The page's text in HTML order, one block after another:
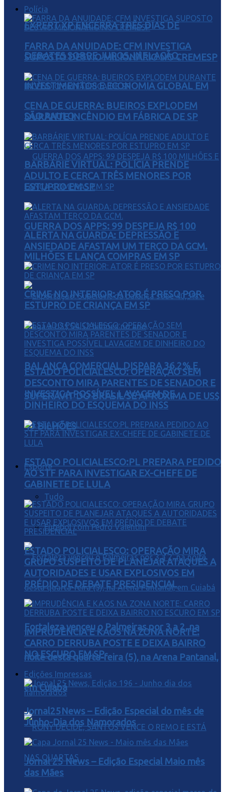
EXPERT XP ENCERRA TRÊS DIAS DE
DEBATES SOBRE JUROS, INFLAÇÃO,
INVESTIMENTOS E ECONOMIA GLOBAL EM
SÃO PAULO
GUERRA DOS APPS: 99 DESPEJA R$ 100
MILHÕES E LANÇA COMPRAS EM SP
BALANÇA COMERCIAL DISPARA 36,2% E
SUPERÁVIT DO BRASIL SE APROXIMA DE US$
49 BILHÕES
Esporte
Tudo
Futebol com Pedro Valentini
Fortaleza venceu o Palmeiras por 3 a 2, na
noite desta quarta-feira (5), na Arena Pantanal,
em Cuiabá
Polícia
FARRA DA ANUIDADE: CFM INVESTIGA
SUPOSTO DESVIO MILIONÁRIO NO CREMESP
CENA DE GUERRA: BUEIROS EXPLODEM
DURANTE INCÊNDIO EM FÁBRICA DE SP
BARBÁRIE VIRTUAL: POLÍCIA PRENDE
ADULTO E CERCA TRÊS MENORES POR
ESTUPRO EM SP
ALERTA NA GUARDA: DEPRESSÃO E
ANSIEDADE AFASTAM UM TERÇO DA GCM.
CRIME NO INTERIOR: ATOR É PRESO POR
ESTUPRO DE CRIANÇA EM SP
ESTADO POLICIALESCO: OPERAÇÃO SEM
DESCONTO MIRA PARENTES DE SENADOR E
INVESTIGA POSSÍVEL LAVAGEM DE
DINHEIRO DO ESQUEMA DO INSS
ESTADO POLICIALESCO:PL PREPARA PEDIDO
AO STF PARA INVESTIGAR EX-CHEFE DE
GABINETE DE LULA
ESTADO POLICIALESCO: OPERAÇÃO MIRA
GRUPO SUSPEITO DE PLANEJAR ATAQUES A
AUTORIDADES E USAR EXPLOSIVOS EM
PRÉDIO DE DEBATE PRESIDENCIAL
IMPRUDÊNCIA E KAOS NA ZONA NORTE:
CARRO DERRUBA POSTE E DEIXA BAIRRO
NO ESCURO EM SP
Edições Impressas
Jornal25News – Edição Especial do mês de
Junho-Dia dos Namorados
Jornal 25 News – Edição Especial Maio mês
das Mães